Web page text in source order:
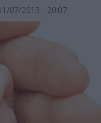
07/2013 - 20:07